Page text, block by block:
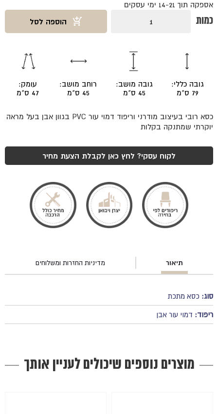
הוא:
אספקה תוך 14-21 ימי עסקים
כמות הוספה לסל
גובה כללי:
79 ס"מ
גובה מושב:
45 ס"מ
רוחב מושב:
45 ס"מ
עומק:
47 ס"מ
כסא רובי בעיצוב מודרני וריפוד דמוי עור PVC בגוון אבן בעל מראה
יוקרתי שמתנקה בקלות
לקוח עסקי? לחץ כאן לקבלת הצעת מחיר
תיאור מדיניות החזרות ומשלוחים
סוג: כסא מתכת
ריפוד: דמוי עור אבן
מוצרים נוספים שיכולים לעניין אותך